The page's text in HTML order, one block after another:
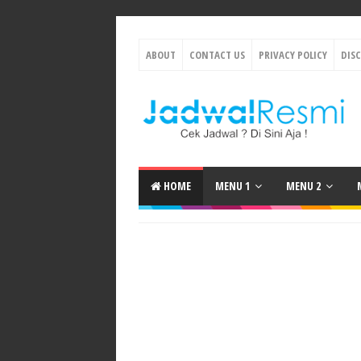
ABOUT CONTACT US PRIVACY POLICY
HOME MENU 1 MENU 2